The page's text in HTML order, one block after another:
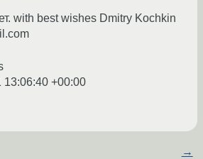
with best wishes Dmitry Kochkin
13:06:40 +00:00
→